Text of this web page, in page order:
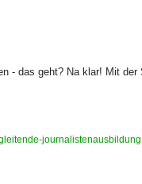
- das geht? Na klar! Mit der